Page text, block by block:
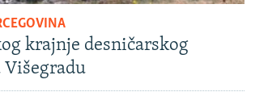
krajnje desničarskog